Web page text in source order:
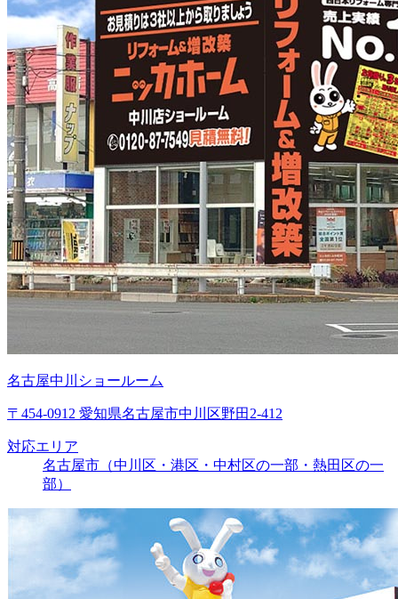
名古屋中川ショールーム
〒454-0912 愛知県名古屋市中川区野田2-412
対応エリア
名古屋市（中川区・港区・中村区の一部・熱田区の一
部）